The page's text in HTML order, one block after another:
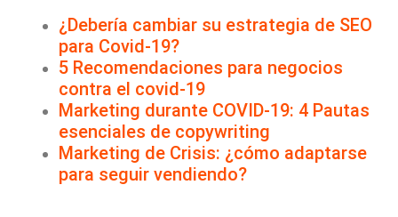
¿Debería cambiar su estrategia de SEO
para Covid-19?
5 Recomendaciones para negocios
contra el covid-19
Marketing durante COVID-19: 4 Pautas
esenciales de copywriting
Marketing de Crisis: ¿cómo adaptarse
para seguir vendiendo?